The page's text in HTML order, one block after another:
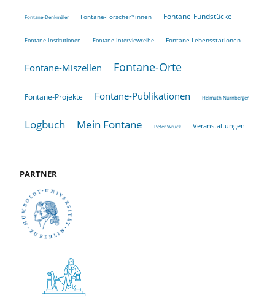
Fontane-Denkmäler Fontane-Forscher*innen Fontane-Fundstücke
Fontane-Institutionen Fontane-Interviewreihe Fontane-Lebensstationen
Fontane-Miszellen Fontane-Orte
Fontane-Projekte Fontane-Publikationen Helmuth Nürnberger
Logbuch Mein Fontane Peter Wruck Veranstaltungen
PARTNER